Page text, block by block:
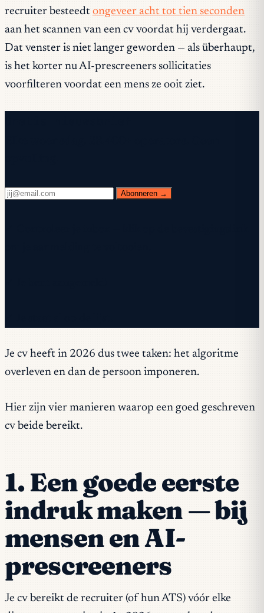
recruiter besteedt ongeveer acht tot tien seconden
aan het scannen van een cv voordat hij verdergaat.
Dat venster is niet langer geworden — als überhaupt,
is het korter nu AI-prescreeners sollicitaties
voorfilteren voordat een mens ze ooit ziet.
Abonneren →
Je cv heeft in 2026 dus twee taken: het algoritme
overleven en dan de persoon imponeren.
Hier zijn vier manieren waarop een goed geschreven
cv beide bereikt.
1. Een goede eerste
indruk maken — bij
mensenenAI-
prescreeners
Je cv bereikt de recruiter (of hun ATS) vóór elke